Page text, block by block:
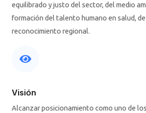
equilibrado y justo del sector, del medio
formación del talento humano en salud,
reconocimiento regional.
Visión
Alcanzar posicionamiento como uno de